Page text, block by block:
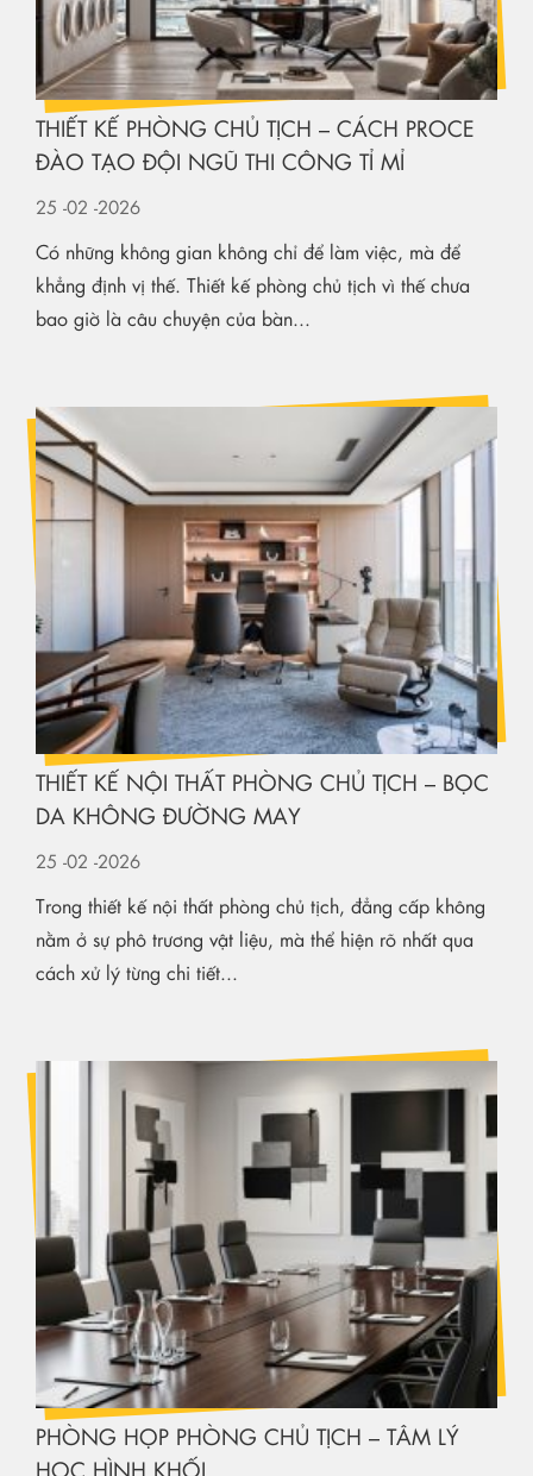
THIẾT KẾ PHÒNG CHỦ TỊCH – CÁCH PROCE
ĐÀO TẠO ĐỘI NGŨ THI CÔNG TỈ MỈ
25 -02 -2026
Có những không gian không chỉ để làm việc, mà để
khẳng định vị thế. Thiết kế phòng chủ tịch vì thế chưa
bao giờ là câu chuyện của bàn...
THIẾT KẾ NỘI THẤT PHÒNG CHỦ TỊCH – BỌC
DA KHÔNG ĐƯỜNG MAY
25 -02 -2026
Trong thiết kế nội thất phòng chủ tịch, đẳng cấp không
nằm ở sự phô trương vật liệu, mà thể hiện rõ nhất qua
cách xử lý từng chi tiết...
PHÒNG HỌP PHÒNG CHỦ TỊCH – TÂM LÝ
HỌC HÌNH KHỐI